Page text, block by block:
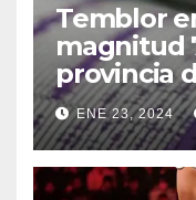
Temblor
magnitud
provincia
ENE 23, 2024